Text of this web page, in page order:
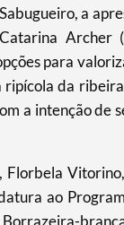
a
para
da
a intenção
Florbela
ao